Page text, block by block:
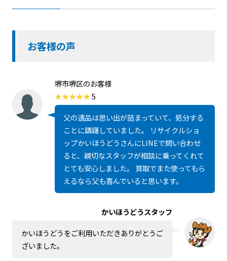
お客様の声
堺市堺区のお客様
5
父の遺品は思い出が詰まっていて、処分する
ことに躊躇していました。 リサイクルショ
ップかいほうどうさんにLINEで問い合わせ
ると、親切なスタッフが相談に乗ってくれて
とても安心しました。 買取でまた使ってもら
えるなら父も喜んでいると思います。
かいほうどうスタッフ
かいほうどうをご利用いただきありがとうご
ざいました。